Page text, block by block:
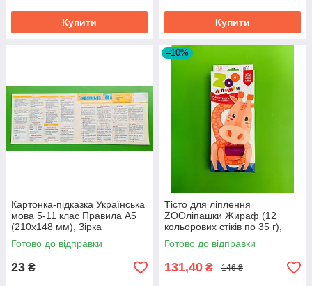
Купити Купити
Картонка-підказка Українська
мова 5-11 клас Правила А5
(210х148 мм), Зірка
Готово до відправки
23 ₴
–10%
Тісто для ліплення
ZOOліпашки Жираф (12
кольорових стіків по 35 г),
Зірка
Готово до відправки
131,40 ₴ 146 ₴